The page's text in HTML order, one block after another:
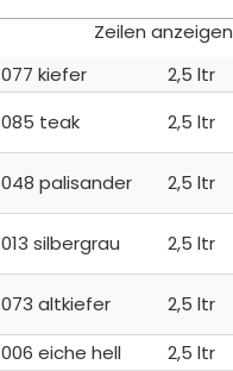
Zeilen anzeigen
077 kiefer 2,5 ltr
085 teak 2,5 ltr
048 palisander 2,5 ltr
013 silbergrau 2,5 ltr
073 altkiefer 2,5 ltr
006 eiche hell 2,5 ltr